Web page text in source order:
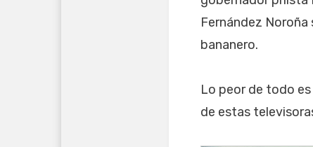
Fernández
bananero.
Lo peor de todo
de estas